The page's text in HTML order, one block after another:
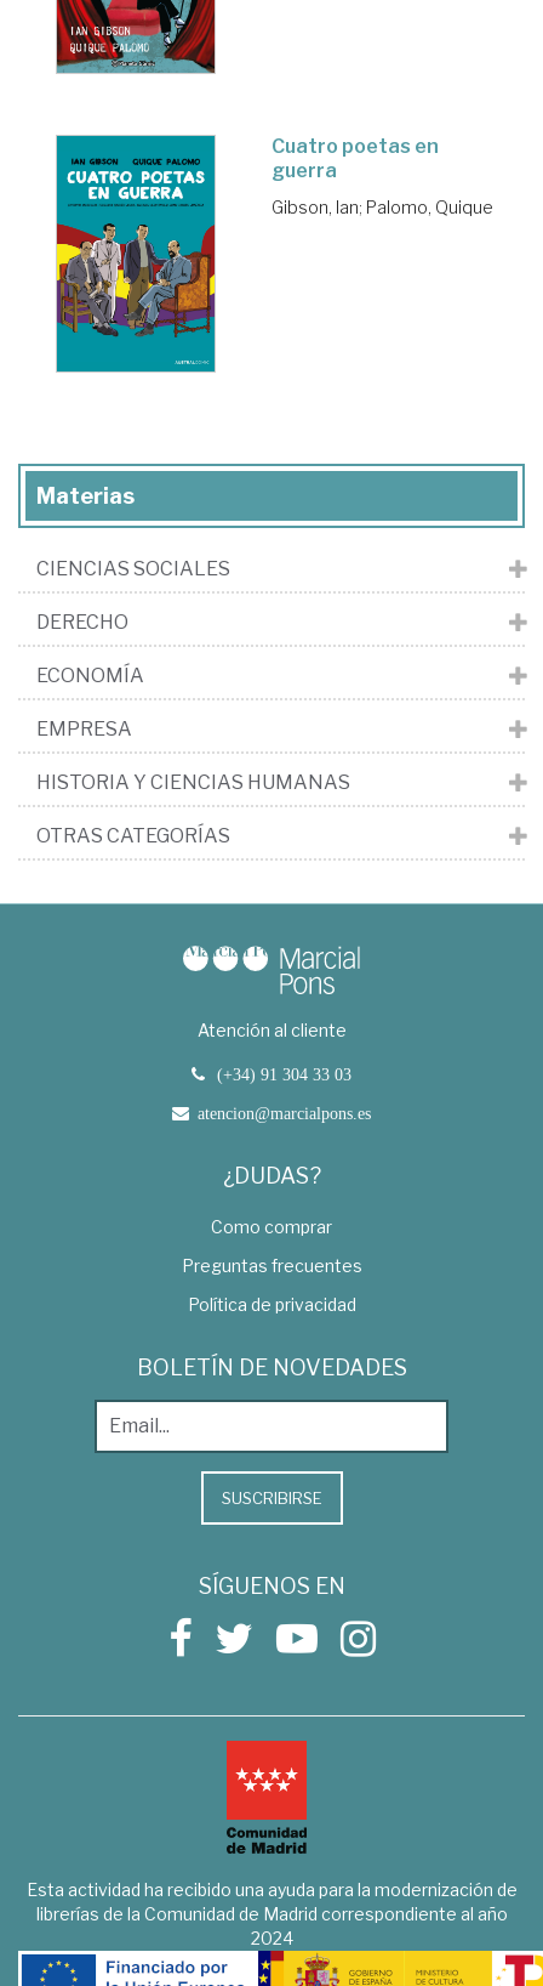
Cuatro poetas en
guerra
Gibson, Ian; Palomo, Quique
Materias
CIENCIAS SOCIALES
DERECHO
ECONOMÍA
EMPRESA
HISTORIA Y CIENCIAS HUMANAS
OTRAS CATEGORÍAS
Atención al cliente
(+34) 91 304 33 03
atencion@marcialpons.es
¿DUDAS?
Como comprar
Preguntas frecuentes
Política de privacidad
BOLETÍN DE NOVEDADES
SUSCRIBIRSE
SÍGUENOS EN
Esta actividad ha recibido una ayuda para la modernización de
librerías de la Comunidad de Madrid correspondiente al año
2024